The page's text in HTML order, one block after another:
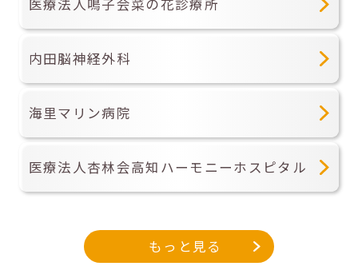
医療法人鳴子会菜の花診療所
内田脳神経外科
海里マリン病院
医療法人杏林会高知ハーモニーホスピタル
もっと見る